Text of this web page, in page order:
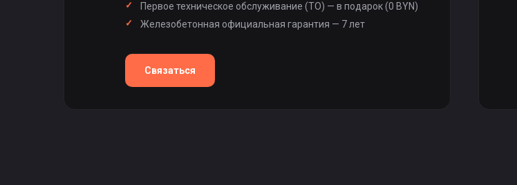
Первое техническое обслуживание (ТО) — в подарок (0 BYN)
Железобетонная официальная гарантия — 7 лет
Связаться